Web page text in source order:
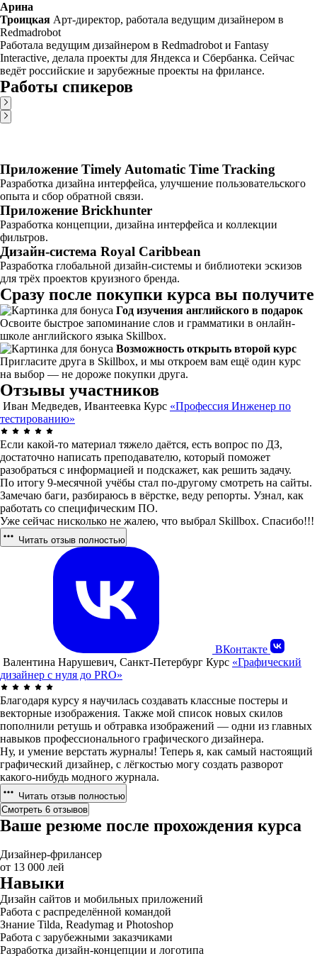
Арина
Троицкая Арт-директор, работала ведущим дизайнером в
Redmadrobot
Работала ведущим дизайнером в Redmadrobot и Fantasy
Interactive, делала проекты для Яндекса и Сбербанка. Сейчас
ведёт российские и зарубежные проекты на фрилансе.
Работы спикеров
Приложение Timely Automatic Time Tracking
Разработка дизайна интерфейса, улучшение пользовательского
опыта и сбор обратной связи.
Приложение Brickhunter
Разработка концепции, дизайна интерфейса и коллекции
фильтров.
Дизайн-система Royal Caribbean
Разработка глобальной дизайн-системы и библиотеки эскизов
для трёх проектов круизного бренда.
Сразу после покупки курса вы получите
Год изучения английского в подарок
Освоите быстрое запоминание слов и грамматики в онлайн-
школе английского языка Skillbox.
Возможность открыть второй курс
Пригласите друга в Skillbox, и мы откроем вам ещё один курс
на выбор — не дороже покупки друга.
Отзывы участников
Иван Медведев, Ивантеевка Курс «Профессия Инженер по
тестированию»
Если какой-то материал тяжело даётся, есть вопрос по ДЗ,
достаточно написать преподавателю, который поможет
разобраться с информацией и подскажет, как решить задачу.
По итогу 9-месячной учёбы стал по-другому смотреть на сайты.
Замечаю баги, разбираюсь в вёрстке, веду репорты. Узнал, как
работать со специфическим ПО.
Уже сейчас нисколько не жалею, что выбрал Skillbox. Спасибо!!!
Читать отзыв полностью
ВКонтакте
Валентина Нарушевич, Санкт-Петербург Курс «Графический
дизайнер с нуля до PRO»
Благодаря курсу я научилась создавать классные постеры и
векторные изображения. Также мой список новых скилов
пополнили ретушь и обтравка изображений — одни из главных
навыков профессионального графического дизайнера.
Ну, и умение верстать журналы! Теперь я, как самый настоящий
графический дизайнер, с лёгкостью могу создать разворот
какого-нибудь модного журнала.
Читать отзыв полностью
Смотреть 6 отзывов
Ваше резюме после прохождения курса
Дизайнер-фрилансер
от 13 000 лей
Навыки
Дизайн сайтов и мобильных приложений
Работа с распределённой командой
Знание Tilda, Readymag и Photoshop
Работа с зарубежными заказчиками
Разработка дизайн-концепции и логотипа